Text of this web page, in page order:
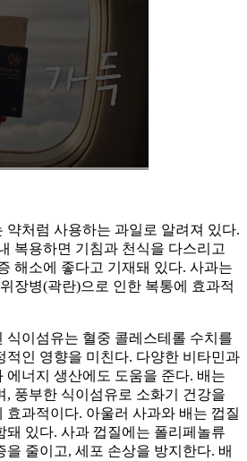
약처럼 사용하는 과일로 알려져 있다.
복용하면 기침과 천식을 다스리고
해소에 좋다고 기재돼 있다. 사과는
장병(곽란)으로 인한 복통에 효과적
식이섬유는 혈중 콜레스테롤 수치를
적인 영향을 미친다. 다양한 비타민과
에너지 생산에도 도움을 준다. 배는
, 풍부한 식이섬유로 소화기 건강을
효과적이다. 아울러 사과와 배는 껍질
돼 있다. 사과 껍질에는 폴리페놀류
을 줄이고, 세포 손상을 방지한다. 배